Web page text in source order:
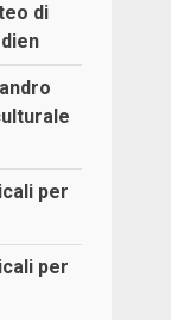
di
per
per